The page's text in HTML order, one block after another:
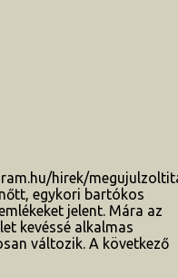
hirek/
egykori bartókos
jelent. Mára az
kevéssé alkalmas
változik. A következő